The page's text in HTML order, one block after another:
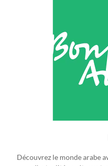
Découvrez le monde arabe